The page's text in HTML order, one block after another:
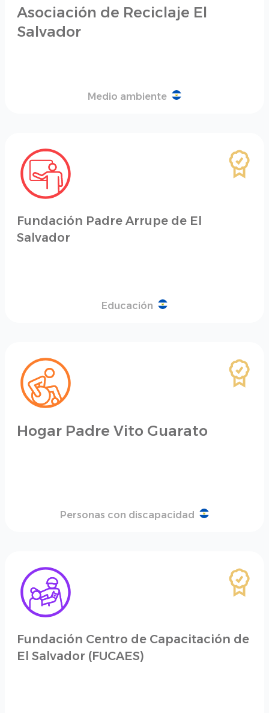
Asociación de Reciclaje El
Salvador
Medio ambiente
Fundación Padre Arrupe de El
Salvador
Educación
Hogar Padre Vito Guarato
Personas con discapacidad
Fundación Centro de Capacitación de
El Salvador (FUCAES)